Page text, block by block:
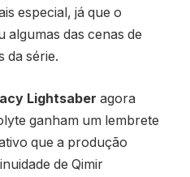
especial, já que o
das cenas de
da série.
Lightsaber agora
ganham um lembrete
que a produção
de Qimir